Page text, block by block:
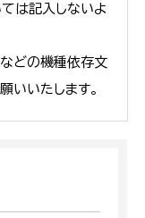
は記入しないよ
どの機種依存文
いいたします。